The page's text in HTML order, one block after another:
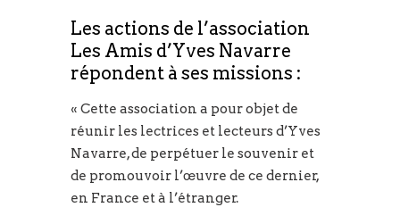
Les actions de l’association
Les Amis d’Yves Navarre
répondent à ses missions :
« Cette association a pour objet de
réunir les lectrices et lecteurs d’Yves
Navarre, de perpétuer le souvenir et
de promouvoir l’œuvre de ce dernier,
en France et à l’étranger.